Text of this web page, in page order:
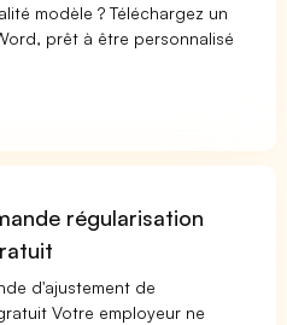
modèle ? Téléchargez un
prêt à être personnalisé
régularisation
d'ajustement de
Votre employeur ne